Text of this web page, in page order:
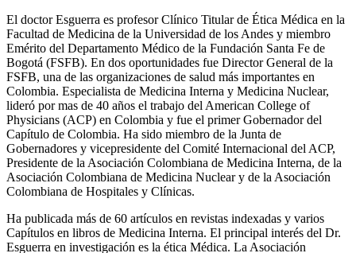
El doctor Esguerra es profesor Clínico Titular de Ética Médica en la
Facultad de Medicina de la Universidad de los Andes y miembro
Emérito del Departamento Médico de la Fundación Santa Fe de
Bogotá (FSFB). En dos oportunidades fue Director General de la
FSFB, una de las organizaciones de salud más importantes en
Colombia. Especialista de Medicina Interna y Medicina Nuclear,
lideró por mas de 40 años el trabajo del American College of
Physicians (ACP) en Colombia y fue el primer Gobernador del
Capítulo de Colombia. Ha sido miembro de la Junta de
Gobernadores y vicepresidente del Comité Internacional del ACP,
Presidente de la Asociación Colombiana de Medicina Interna, de la
Asociación Colombiana de Medicina Nuclear y de la Asociación
Colombiana de Hospitales y Clínicas.
Ha publicada más de 60 artículos en revistas indexadas y varios
Capítulos en libros de Medicina Interna. El principal interés del Dr.
Esguerra en investigación es la ética Médica. La Asociación